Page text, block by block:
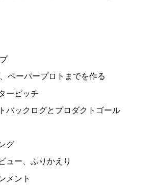
ペーパープロトまでを作る
ーピッチ
バックログとプロダクトゴール
グ
ュー、ふりかえり
メント